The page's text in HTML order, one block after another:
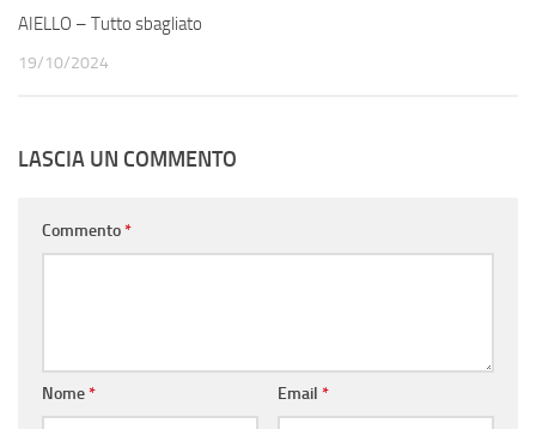
AIELLO – Tutto sbagliato
19/10/2024
LASCIA UN COMMENTO
Commento*
Nome* Email *